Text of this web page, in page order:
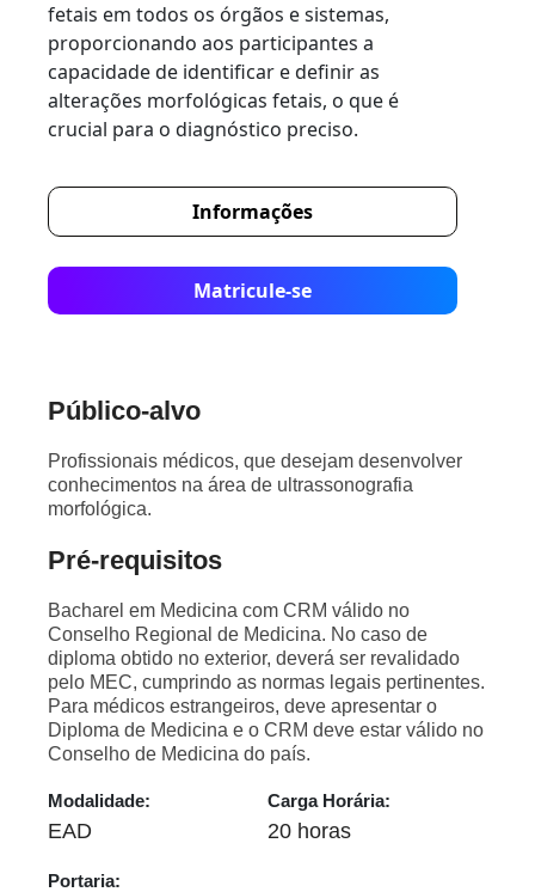
fetais em todos os órgãos e sistemas,
proporcionando aos participantes a
capacidade de identificar e definir as
alterações morfológicas fetais, o que é
crucial para o diagnóstico preciso.
Informações
Matricule-se
Público-alvo
Profissionais médicos, que desejam desenvolver
conhecimentos na área de ultrassonografia
morfológica.
Pré-requisitos
Bacharel em Medicina com CRM válido no
Conselho Regional de Medicina. No caso de
diploma obtido no exterior, deverá ser revalidado
pelo MEC, cumprindo as normas legais pertinentes.
Para médicos estrangeiros, deve apresentar o
Diploma de Medicina e o CRM deve estar válido no
Conselho de Medicina do país.
Modalidade:
EAD
Carga Horária:
20 horas
Portaria: